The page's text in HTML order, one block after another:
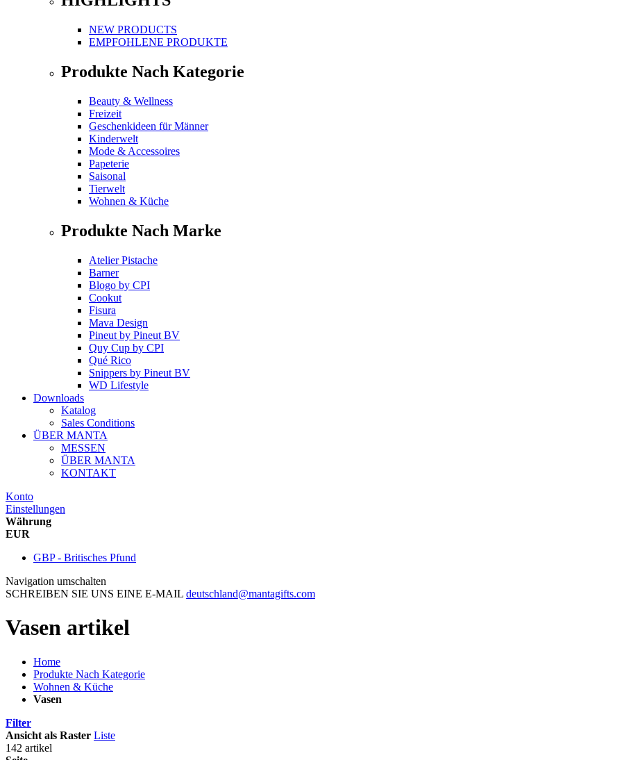
NEW PRODUCTS
EMPFOHLENE PRODUKTE
Produkte Nach Kategorie
Beauty & Wellness
Freizeit
Geschenkideen für Männer
Kinderwelt
Mode & Accessoires
Papeterie
Saisonal
Tierwelt
Wohnen & Küche
Produkte Nach Marke
Atelier Pistache
Barner
Blogo by CPI
Cookut
Fisura
Mava Design
Pineut by Pineut BV
Quy Cup by CPI
Qué Rico
Snippers by Pineut BV
WD Lifestyle
Downloads
Katalog
Sales Conditions
ÜBER MANTA
MESSEN
ÜBER MANTA
KONTAKT
Konto
Einstellungen
Währung
EUR
GBP - Britisches Pfund
Navigation umschalten
SCHREIBEN SIE UNS EINE E-MAIL deutschland@mantagifts.com
Vasen artikel
Home
Produkte Nach Kategorie
Wohnen & Küche
Vasen
Filter
Ansicht als Raster Liste
142 artikel